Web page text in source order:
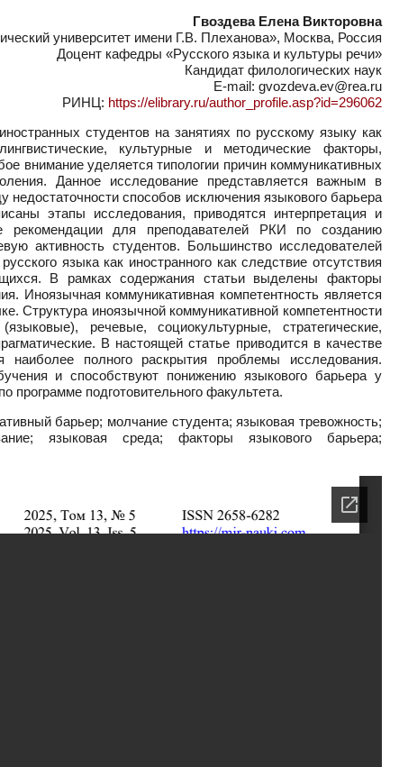
Гвоздева Елена Викторовна
университет имени Г.В. Плеханова», Москва, Россия
Доцент кафедры «Русского языка и культуры речи»
Кандидат филологических наук
E-mail: gvozdeva.ev@rea.ru
РИНЦ: https://elibrary.ru/author_profile.asp?id=296062
студентов на занятиях по русскому языку как
культурные и методические факторы,
внимание уделяется типологии причин коммуникативных
Данное исследование представляется важным в
недостаточности способов исключения языкового барьера
этапы исследования, приводятся интерпретация и
рекомендации для преподавателей РКИ по созданию
активность студентов. Большинство исследователей
языка как иностранного как следствие отсутствия
В рамках содержания статьи выделены факторы
Иноязычная коммуникативная компетентность является
Структура иноязычной коммуникативной компетентности
речевые, социокультурные, стратегические,
В настоящей статье приводится в качестве
полного раскрытия проблемы исследования.
и способствуют понижению языкового барьера у
программе подготовительного факультета.
барьер; молчание студента; языковая тревожность;
языковая среда; факторы языкового барьера;